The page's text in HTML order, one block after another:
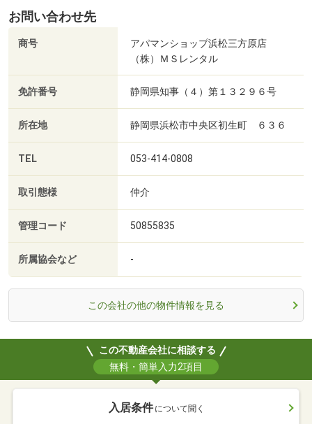
お問い合わせ先
商号
アパマンショップ浜松三方原店
（株）ＭＳレンタル
免許番号 静岡県知事（４）第１３２９６号
所在地 静岡県浜松市中央区初生町 ６３６
TEL 053-414-0808
取引態様 仲介
管理コード 50855835
所属協会など -
この会社の他の物件情報を見る
この不動産会社に相談する
無料・簡単入力2項目
入居条件 について聞く